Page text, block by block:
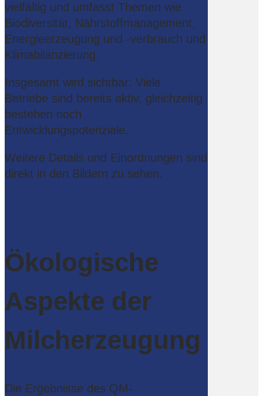
vielfältig und umfasst Themen wie
Biodiversität, Nährstoffmanagement,
Energieerzeugung und -verbrauch und
Klimabilanzierung.
Insgesamt wird sichtbar: Viele
Betriebe sind bereits aktiv, gleichzeitig
bestehen noch
Entwicklungspotenziale.
Weitere Details und Einordnungen sind
direkt in den Bildern zu sehen.
Ökologische
Aspekte der
Milcherzeugung
Die Ergebnisse des QM-